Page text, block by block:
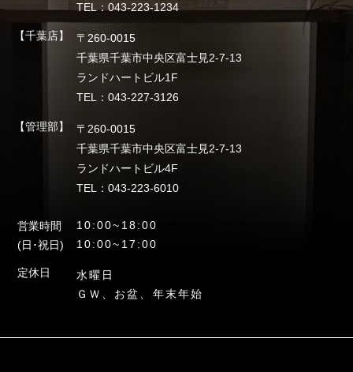
TEL：043-223-1234
【千葉店】
〒260-0015
千葉県千葉市中央区富士見2-7-13
ランドハートビル1F
TEL：043-227-3126
【管理部】
〒260-0015
千葉県千葉市中央区富士見2-7-13
ランドハートビル4F
TEL：043-223-6010
営業時間
10:00~18:00
(日･祝日)
10:00~17:00
定休日
水曜日
ＧＷ、お盆、年末年始